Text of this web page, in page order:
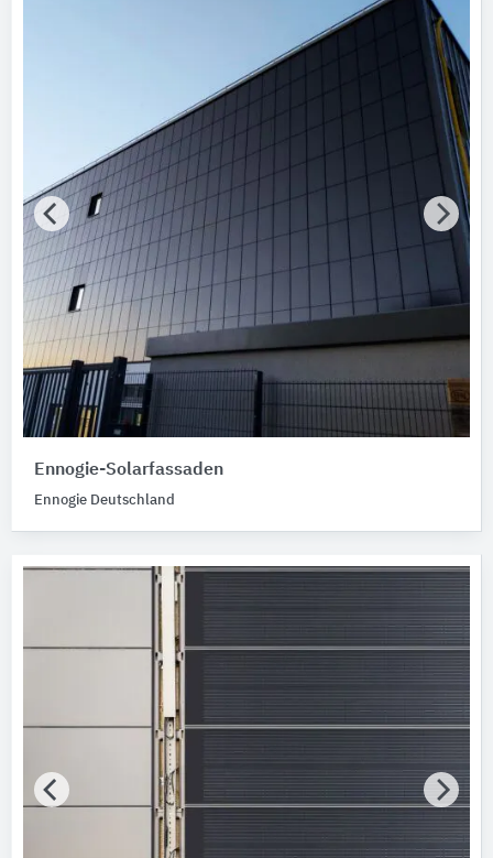
Ennogie-Solarfassaden
Ennogie Deutschland